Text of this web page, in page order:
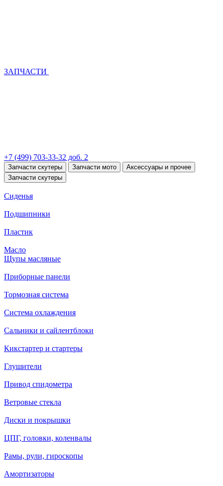
ЗАПЧАСТИ
+7 (499) 703-33-32 доб. 2
Запчасти скутеры Запчасти мото
Аксессуары и прочее
Запчасти скутеры
Сиденья
Подшипники
Пластик
Масло
Щупы масляные
Приборные панели
Тормозная система
Система охлаждения
Сальники и сайлентблоки
Кикстартер и стартеры
Глушители
Привод спидометра
Ветровые стекла
Диски и покрышки
ЦПГ, головки, коленвалы
Рамы, рули, гироскопы
Амортизаторы